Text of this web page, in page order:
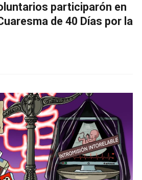
participarón en
de 40 Días por la